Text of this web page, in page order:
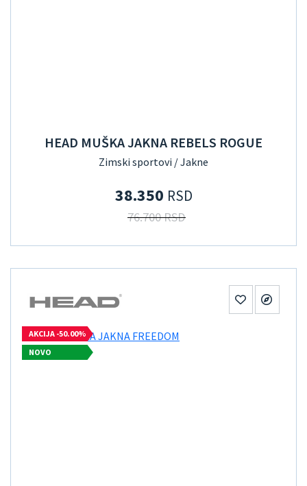
HEAD MUŠKA JAKNA REBELS ROGUE
Zimski sportovi / Jakne
38.350 RSD
76.700 RSD
AKCIJA -50.00%
NOVO